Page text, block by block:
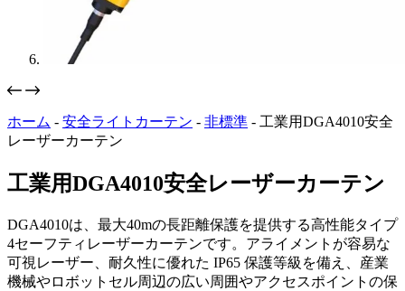
ホーム - 安全ライトカーテン - 非標準 - 工業用DGA4010安全
レーザーカーテン
工業用DGA4010安全レーザーカーテン
DGA4010は、最大40mの長距離保護を提供する高性能タイプ
4セーフティレーザーカーテンです。アライメントが容易な
可視レーザー、耐久性に優れた IP65 保護等級を備え、産業
機械やロボットセル周辺の広い周囲やアクセスポイントの保